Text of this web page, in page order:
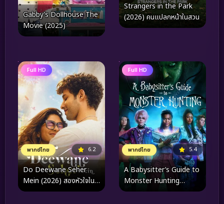
Gabby’s Dollhouse The
Movie (2025)
Strangers in the Park
(2026) คนแปลกหน้าในสวน
Full HD
พากย์ไทย 6.2
Do Deewane Seher
Mein (2026) สองหัวใจใน
เมืองใหญ่
Full HD
พากย์ไทย 5.4
A Babysitter’s Guide to
Monster Hunting
(2020) คู่มือล่าปีศาจฉบับพี่